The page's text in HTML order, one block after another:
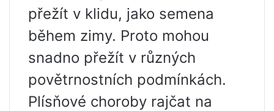
přežít v klidu, jako semena
během zimy. Proto mohou
snadno přežít v různých
povětrnostních podmínkách.
Plísňové choroby rajčat na